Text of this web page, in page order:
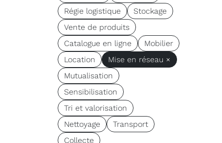
Régie logistique
Stockage
Vente de produits
Catalogue en ligne
Mobilier
Location
Mise en réseau ×
Mutualisation
Sensibilisation
Tri et valorisation
Nettoyage
Transport
Collecte